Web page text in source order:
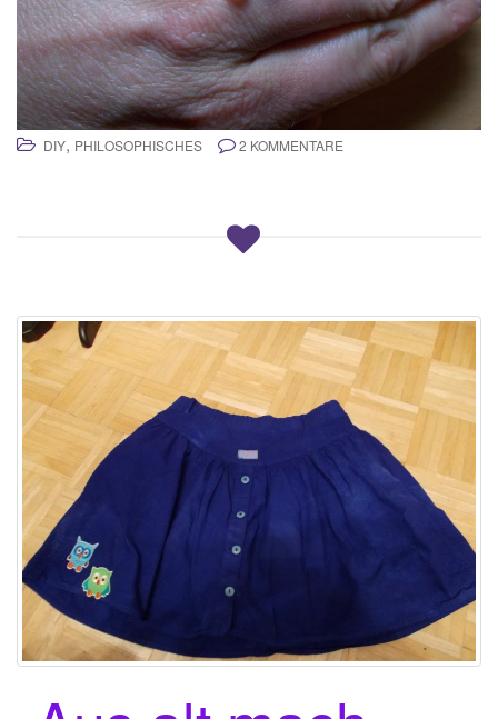
DIY, PHILOSOPHISCHES 2 KOMMENTARE